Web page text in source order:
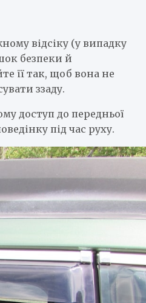
відсіку (у випадку
безпеки й
її так, щоб вона не
ззаду.
доступ до передньої
під час руху.